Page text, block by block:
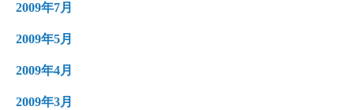
2009年7月
2009年5月
2009年4月
2009年3月